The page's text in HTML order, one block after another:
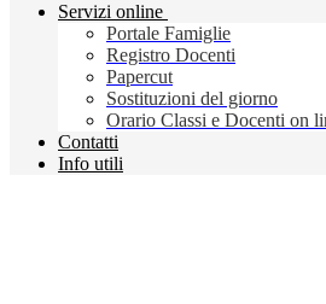
Servizi online
Portale Famiglie
Registro Docenti
Papercut
Sostituzioni del giorno
Orario Classi e Docenti on
Contatti
Info utili